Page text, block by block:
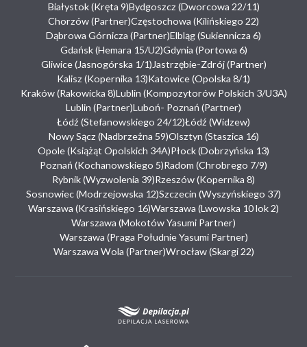
Białystok (Kręta 9)Bydgoszcz (Dworcowa 22/11)
Chorzów (Partner)Częstochowa (Kilińskiego 22)
Dąbrowa Górnicza (Partner)Elbląg (Sukiennicza 6)
Gdańsk (Hemara 15/U2)Gdynia (Portowa 6)
Gliwice (Jasnogórska 1/1) Jastrzębie-Zdrój (Partner)
Kalisz (Kopernika 13)Katowice (Opolska 8/1)
Kraków (Rakowicka 8)Lublin (Kompozytorów Polskich 3/U3A)
Lublin (Partner)Luboń- Poznań (Partner)
Łódź (Stefanowskiego 24/12)Łódź (Widzew)
Nowy Sącz (Nadbrzeżna 59)Olsztyn (Staszica 16)
Opole (Książąt Opolskich 34A)Płock (Dobrzyńska 13)
Poznań (Kochanowskiego 5)Radom (Chrobrego 7/9)
Rybnik (Wyzwolenia 39)Rzeszów (Kopernika 8)
Sosnowiec (Modrzejowska 12)Szczecin (Wyszyńskiego 37)
Warszawa (Krasińskiego 16)Warszawa (Lwowska 10 lok 2)
Warszawa (Mokotów Yasumi Partner)
Warszawa (Praga Południe Yasumi Partner)
Warszawa Wola (Partner)Wrocław (Skargi 22)